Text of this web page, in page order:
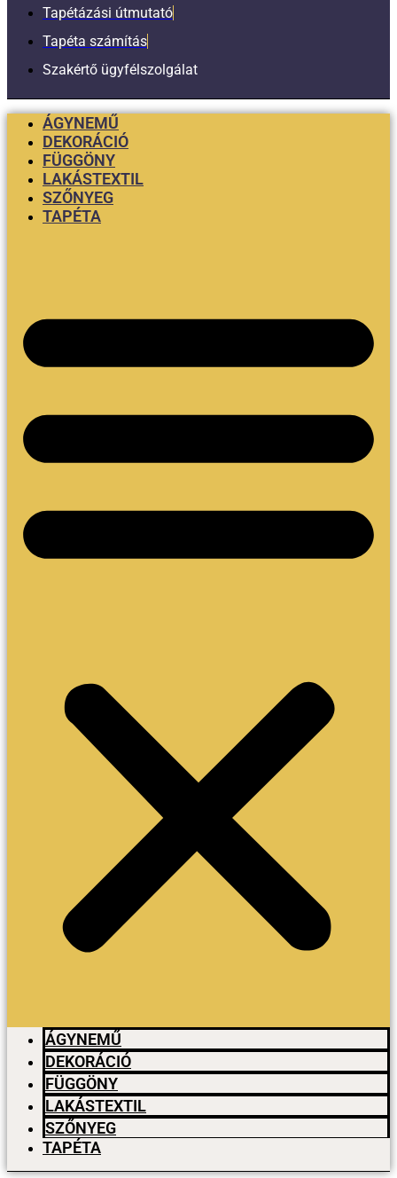
Tapétázási útmutató
Tapéta számítás
Szakértő ügyfélszolgálat
ÁGYNEMŰ
DEKORÁCIÓ
FÜGGÖNY
LAKÁSTEXTIL
SZŐNYEG
TAPÉTA
ÁGYNEMŰ
DEKORÁCIÓ
FÜGGÖNY
LAKÁSTEXTIL
SZŐNYEG
TAPÉTA